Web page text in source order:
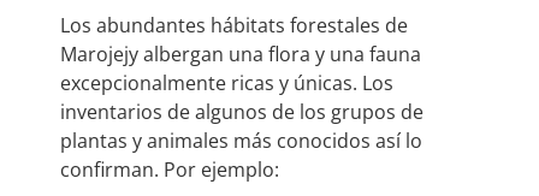
Los abundantes hábitats forestales de
Marojejy albergan una flora y una fauna
excepcionalmente ricas y únicas. Los
inventarios de algunos de los grupos de
plantas y animales más conocidos así lo
confirman. Por ejemplo: